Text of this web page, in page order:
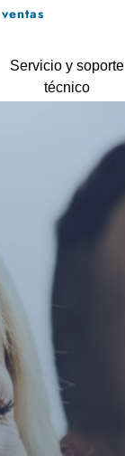
Servicio y soporte
técnico